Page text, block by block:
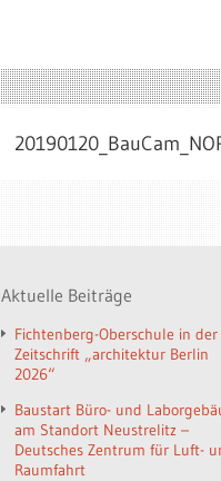
Aktuelle Beiträge
Fichtenberg-Oberschule in der
Zeitschrift „architektur Berlin
2026“
Baustart Büro- und
am Standort Neustrelitz –
Deutsches Zentrum für Luft-
Raumfahrt